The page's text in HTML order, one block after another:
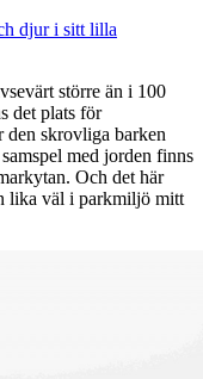
större än i 100
det plats för
den skrovliga barken
med jorden finns
Och det här
lika väl i parkmiljö mitt